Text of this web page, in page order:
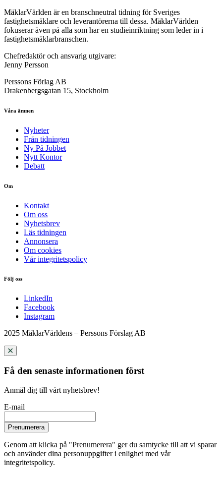
MäklarVärlden är en branschneutral tidning för Sveriges
fastighetsmäklare och leverantörerna till dessa. MäklarVärlden
fokuserar även på alla som har en studieinriktning som leder in i
fastighetsmäklarbranschen.
Chefredaktör och ansvarig utgivare:
Jenny Persson
Perssons Förlag AB
Drakenbergsgatan 15, Stockholm
Våra ämnen
Nyheter
Från tidningen
Ny På Jobbet
Nytt Kontor
Debatt
Om
Kontakt
Om oss
Nyhetsbrev
Läs tidningen
Annonsera
Om cookies
Vår integritetspolicy
Följ oss
LinkedIn
Facebook
Instagram
2025 MäklarVärldens – Perssons Förslag AB
Få den senaste informationen först
Anmäl dig till vårt nyhetsbrev!
E-mail
Prenumerera
Genom att klicka på "Prenumerera" ger du samtycke till att vi sparar
och använder dina personuppgifter i enlighet med vår
integritetspolicy.